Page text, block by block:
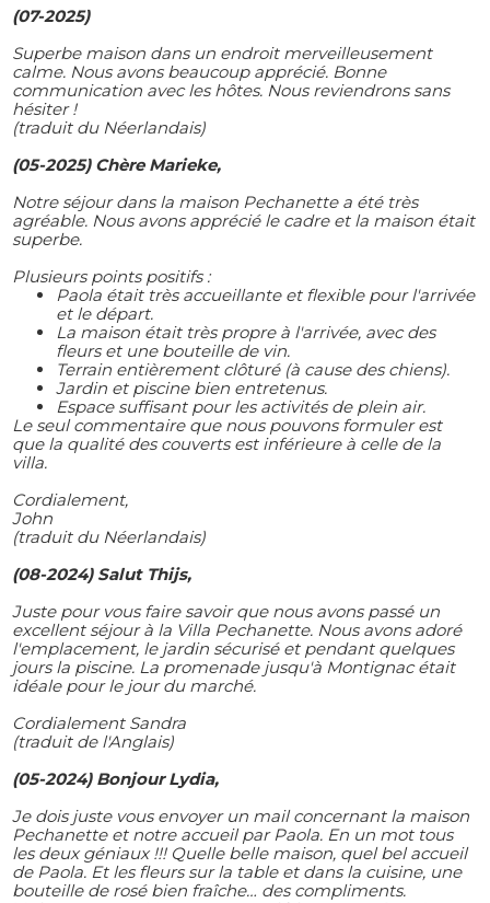
(07-2025)
Superbe maison dans un endroit merveilleusement
calme. Nous avons beaucoup apprécié. Bonne
communication avec les hôtes. Nous reviendrons sans
hésiter !
(traduit du Néerlandais)
(05-2025) Chère Marieke,
Notre séjour dans la maison Pechanette a été très
agréable. Nous avons apprécié le cadre et la maison était
superbe.
Plusieurs points positifs :
Paola était très accueillante et flexible pour l'arrivée
et le départ.
La maison était très propre à l'arrivée, avec des
fleurs et une bouteille de vin.
Terrain entièrement clôturé (à cause des chiens).
Jardin et piscine bien entretenus.
Espace suffisant pour les activités de plein air.
Le seul commentaire que nous pouvons formuler est
que la qualité des couverts est inférieure à celle de la
villa.
Cordialement,
John
(traduit du Néerlandais)
(08-2024) Salut Thijs,
Juste pour vous faire savoir que nous avons passé un
excellent séjour à la Villa Pechanette. Nous avons adoré
l'emplacement, le jardin sécurisé et pendant quelques
jours la piscine. La promenade jusqu'à Montignac était
idéale pour le jour du marché.
Cordialement Sandra
(traduit de l'Anglais)
(05-2024) Bonjour Lydia,
Je dois juste vous envoyer un mail concernant la maison
Pechanette et notre accueil par Paola. En un mot tous
les deux géniaux !!! Quelle belle maison, quel bel accueil
de Paola. Et les fleurs sur la table et dans la cuisine, une
bouteille de rosé bien fraîche… des compliments.